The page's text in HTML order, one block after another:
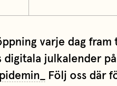
varje dag
digitala julkalender
Följ oss där